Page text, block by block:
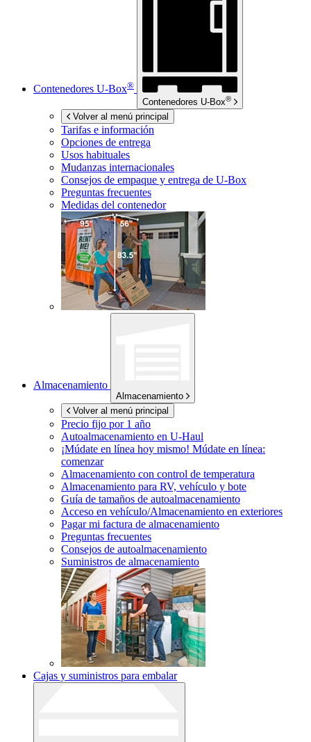
Contenedores U-Box®
Contenedores U-Box®
Volver al menú principal
Tarifas e información
Opciones de entrega
Usos habituales
Mudanzas internacionales
Consejos de empaque y entrega de U-Box
Preguntas frecuentes
Medidas del contenedor
Almacenamiento
Almacenamiento
Volver al menú principal
Precio fijo por 1 año
Autoalmacenamiento en U-Haul
¡Múdate en línea hoy mismo! Múdate en línea:
comenzar
Almacenamiento con control de temperatura
Almacenamiento para RV, vehículo y bote
Guía de tamaños de autoalmacenamiento
Acceso en vehículo/Almacenamiento en exteriores
Pagar mi factura de almacenamiento
Preguntas frecuentes
Consejos de autoalmacenamiento
Suministros de almacenamiento
Cajas y suministros para embalar